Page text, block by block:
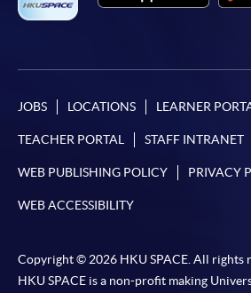
如欲了解如何於網上報讀新課程及
程設有此服務，課程負責人會通知
JOBS LOCATIONS LEARNER
TEACHER PORTAL STAFF INTRANET
WEB PUBLISHING POLICY PRIVACY
WEB ACCESSIBILITY
Copyright © 2026 HKU SPACE. All rights
HKU SPACE is a non-profit making